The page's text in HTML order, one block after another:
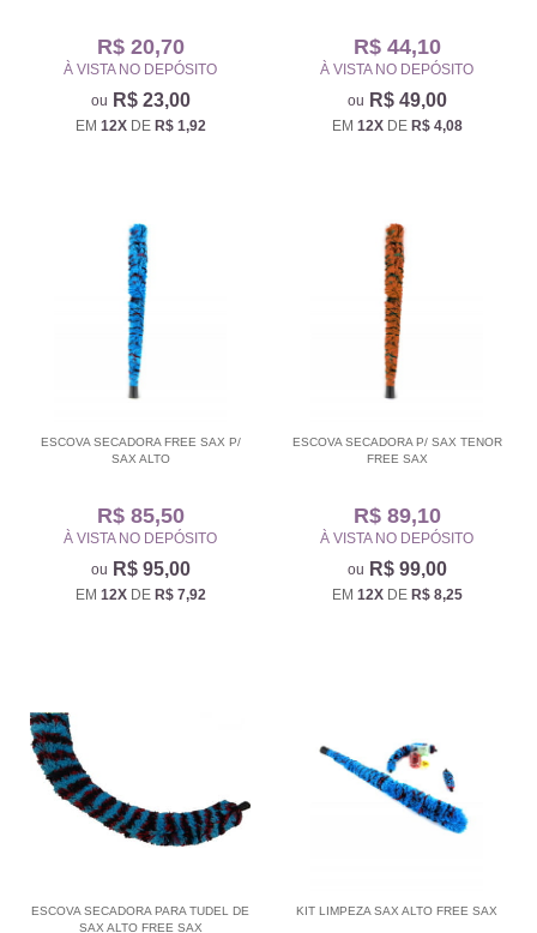
R$ 20,70
À VISTA NO DEPÓSITO
R$ 23,00
EM 12XDE R$ 1,92
R$ 44,10
À VISTA NO DEPÓSITO
R$ 49,00
EM 12XDE R$ 4,08
ESCOVA SECADORA FREE SAX P/
SAX ALTO
R$ 85,50
À VISTA NO DEPÓSITO
R$ 95,00
EM 12XDE R$ 7,92
ESCOVA SECADORA P/ SAX TENOR
FREE SAX
R$ 89,10
À VISTA NO DEPÓSITO
R$ 99,00
EM 12XDE R$ 8,25
ESCOVA SECADORA PARA TUDEL DE
SAX ALTO FREE SAX
KIT LIMPEZA SAX ALTO FREE SAX